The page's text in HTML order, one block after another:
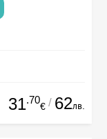
31.70
€ / 62лв.